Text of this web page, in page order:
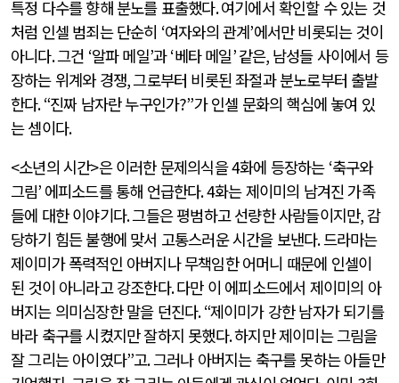
특정 다수를 향해 분노를 표출했다.여기에서 확인할 수 있는 것
처럼 인셀 범죄는 단순히 ‘여자와의 관계’에서만 비롯되는 것이
아니다.그건 ‘알파 메일’과‘베타 메일’같은, 남성들 사이에서 등
장하는 위계와 경쟁,그로부터 비롯된 좌절과 분노로부터 출발
한다. “진짜 남자란 누구인가?”가 인셀 문화의 핵심에 놓여 있
는 셈이다.
<소년의 시간>은 이러한 문제의식을4화에 등장하는 ‘축구와
그림’ 에피소드를 통해 언급한다. 4화는 제이미의 남겨진 가족
들에 대한 이야기다.그들은 평범하고 선량한 사람들이지만,감
당하기 힘든 불행에 맞서 고통스러운 시간을 보낸다.드라마는
제이미가 폭력적인 아버지나 무책임한 어머니 때문에 인셀이
된 것이 아니라고 강조한다.다만 이 에피소드에서 제이미의 아
버지는 의미심장한 말을 던진다. “제이미가 강한 남자가 되기를
바라 축구를 시켰지만 잘하지 못했다.하지만 제이미는 그림을
잘 그리는 아이였다”고.그러나 아버지는 축구를 못하는 아들만